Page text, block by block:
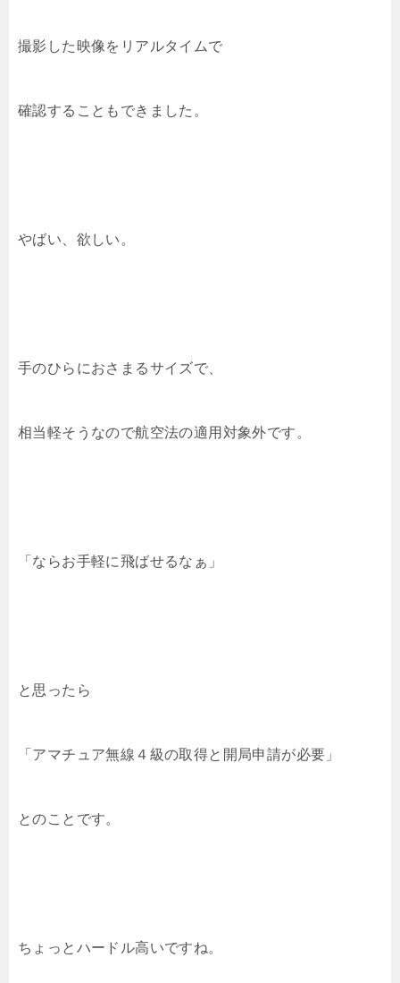
撮影した映像をリアルタイムで
確認することもできました。
やばい、欲しい。
手のひらにおさまるサイズで、
相当軽そうなので航空法の適用対象外です。
「ならお手軽に飛ばせるなぁ」
と思ったら
「アマチュア無線４級の取得と開局申請が必要」
とのことです。
ちょっとハードル高いですね。